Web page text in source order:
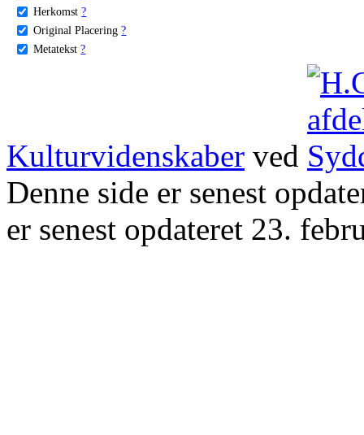
Herkomst ?
Original Placering ?
Metatekst ?
Kulturvidenskaber ved
Denne side er senest
er senest opdateret 23.